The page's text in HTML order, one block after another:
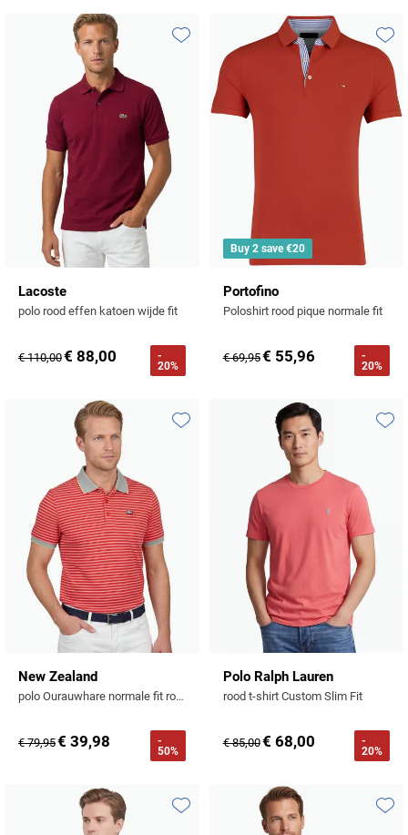
Profuomo
Seidensticker
State of Art
Tommy Hilfiger
Vanguard
Replay
Reset
Roy Robson
Schiesser
Seidensticker
Slater
State of Art
Superdry
Tenson
Tommy Hilfiger
Tramarossa
UBR
Vanguard
William Lockie
Alle Merken
Lacoste
polo rood effen katoen wijde fit
€ 110,00€ 88,00
-
20%
Toevoegen aan favorieten
Portofino
Poloshirt rood pique normale fit
€ 69,95€ 55,96
-
20%
Buy 2 save €20
New Zealand
polo Ourauwhare normale fit rood streep katoen
€ 79,95€ 39,98
-
50%
Toevoegen aan favorieten
Polo Ralph Lauren
rood t-shirt Custom Slim Fit
€ 85,00€ 68,00
-
20%
Toevoegen aan favorieten